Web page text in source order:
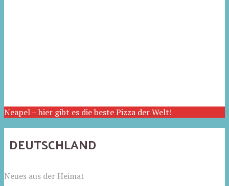
Neapel – hier gibt es die beste Pizza der Welt!
DEUTSCHLAND
Neues aus der Heimat